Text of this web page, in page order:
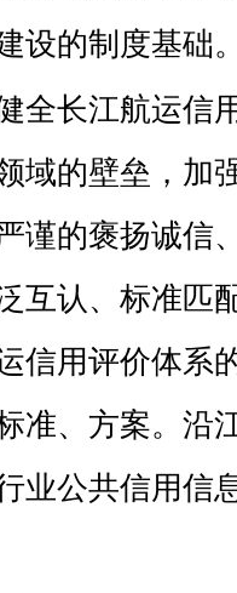
设的制度基础
全长江航运信
域的壁垒，加
谨的褒扬诚信
互认、标准匹
信用评价体系
准、方案。沿
业公共信用信